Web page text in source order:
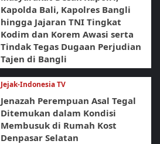
Kapolda Bali, Kapolres Bangli
hingga Jajaran TNI Tingkat
Kodim dan Korem Awasi serta
Tindak Tegas Dugaan Perjudian
Tajen di Bangli
Jejak-Indonesia TV
Jenazah Perempuan Asal Tegal
Ditemukan dalam Kondisi
Membusuk di Rumah Kost
Denpasar Selatan